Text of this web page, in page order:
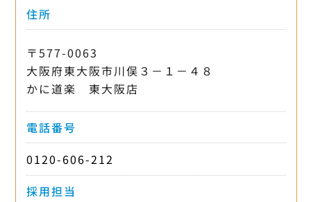
住所
〒577-0063
大阪府東大阪市川俣３－１－４８
かに道楽 東大阪店
電話番号
0120-606-212
採用担当